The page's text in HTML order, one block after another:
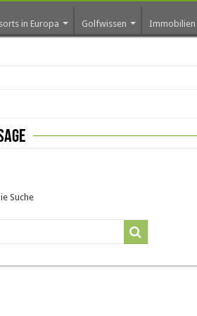
in Europa Golfwissen Immobilien
Suche